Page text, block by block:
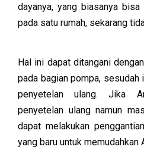
dayanya, yang biasanya
pada satu rumah, sekarang
Hal ini dapat ditangani
pada bagian pompa, sesudah
penyetelan ulang. Jika
penyetelan ulang namun
dapat melakukan
yang baru untuk memudahkan